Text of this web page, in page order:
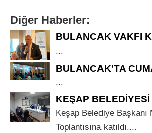
Diğer Haberler:
BULANCAK VAKFI
...
BULANCAK’TA
...
KEŞAP
Keşap Belediye
Toplantısına katıldı....